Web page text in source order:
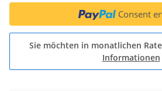
Consent
Sie möchten in monatlichen
Informationen